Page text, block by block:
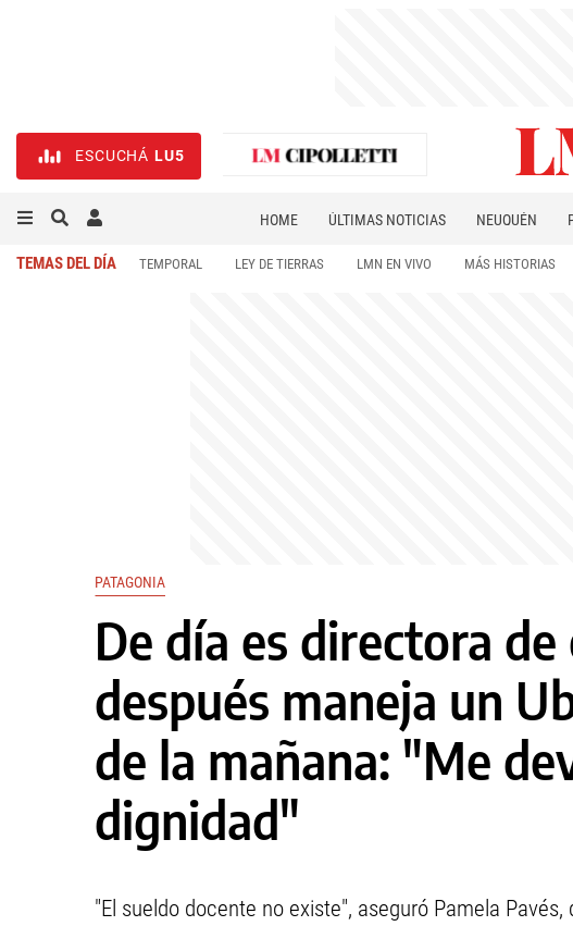
ESCUCHÁ LU5
HOME ÚLTIMAS NOTICIAS NEUQUÉN
TEMAS DEL DÍA TEMPORAL LEY DE TIERRAS LMN EN VIVO MÁS HISTORIAS
PATAGONIA
De día es directora de
después maneja un
de la mañana: "Me
dignidad"
"El sueldo docente no existe", aseguró Pamela